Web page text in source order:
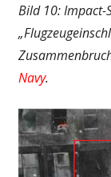
Bild 10: Impact-
Navy.